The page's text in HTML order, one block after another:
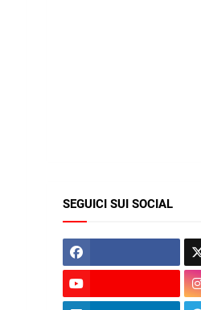
SEGUICI SUI SOCIAL